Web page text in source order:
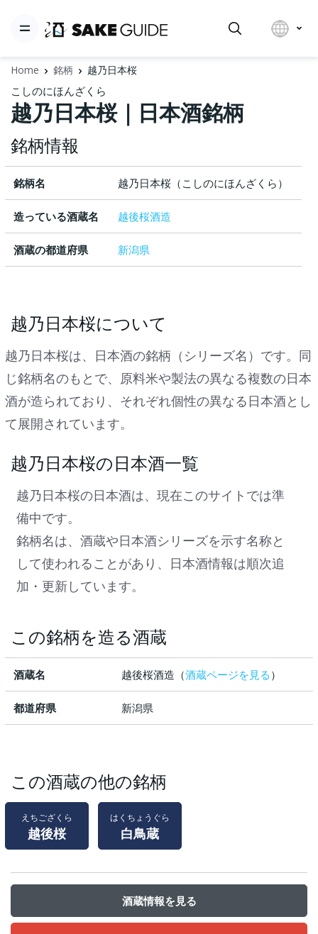
Home 銘柄 越乃日本桜
こしのにほんざくら
越乃日本桜｜日本酒銘柄
銘柄情報
銘柄名 越乃日本桜（こしのにほんざくら）
造っている酒蔵名 越後桜酒造
酒蔵の都道府県 新潟県
越乃日本桜について
越乃日本桜は、日本酒の銘柄（シリーズ名）です。同
じ銘柄名のもとで、原料米や製法の異なる複数の日本
酒が造られており、それぞれ個性の異なる日本酒とし
て展開されています。
越乃日本桜の日本酒一覧
越乃日本桜の日本酒は、現在このサイトでは準
備中です。
銘柄名は、酒蔵や日本酒シリーズを示す名称と
して使われることがあり、日本酒情報は順次追
加・更新しています。
この銘柄を造る酒蔵
酒蔵名 越後桜酒造（酒蔵ページを見る ）
都道府県 新潟県
この酒蔵の他の銘柄
えちござくら
越後桜
はくちょうぐら
白鳥蔵
酒蔵情報を見る